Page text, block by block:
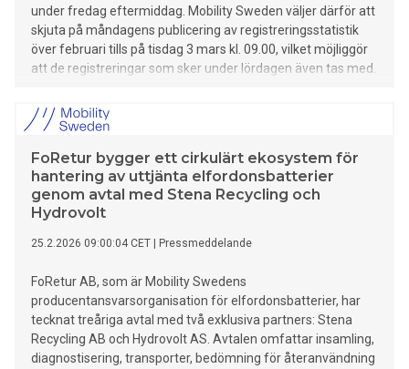
under fredag eftermiddag. Mobility Sweden väljer därför att
skjuta på måndagens publicering av registreringsstatistik
över februari tills på tisdag 3 mars kl. 09.00, vilket möjliggör
att de registreringar som sker under lördagen även tas med.
FoRetur bygger ett cirkulärt ekosystem för
hantering av uttjänta elfordonsbatterier
genom avtal med Stena Recycling och
Hydrovolt
25.2.2026 09:00:04 CET Pressmeddelande
FoRetur AB, som är Mobility Swedens
producentansvarsorganisation för elfordonsbatterier, har
tecknat treåriga avtal med två exklusiva partners: Stena
Recycling AB och Hydrovolt AS. Avtalen omfattar insamling,
diagnostisering, transporter, bedömning för återanvändning